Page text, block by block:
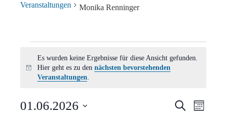
Veranstaltungen Monika Renninger
Hinweis
Es wurden keine Ergebnisse für diese Ansicht gefunden.
Hier geht es zu den nächsten bevorstehenden
Veranstaltungen.
SucheMonat
01.06.2026